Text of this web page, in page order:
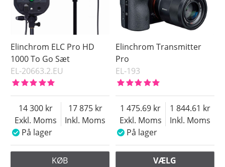
Elinchrom ELC Pro HD
1000 To Go Sæt
EL-20663.2.EU
Exkl. Moms
14 300
Inkl. Moms
17 875
På lager
KØB
Elinchrom Transmitter
Pro
EL-193
Exkl. Moms
1 475.69
Inkl. Moms
1 844.61
På lager
VÆLG